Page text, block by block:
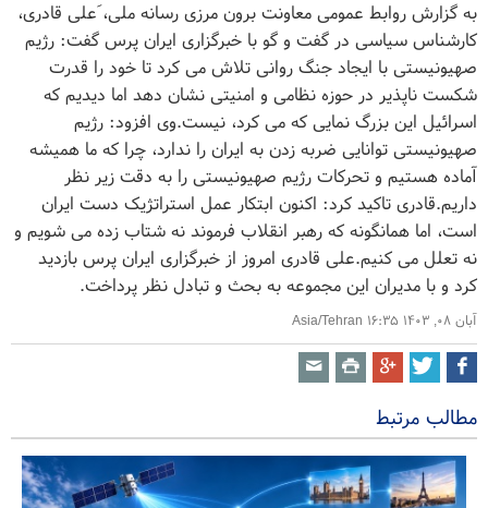
به گزارش روابط عمومی معاونت برون مرزی رسانه ملی، َعلی قادری،
کارشناس سیاسی در گفت و گو با خبرگزاری ایران پرس گفت: رژیم
صهیونیستی با ایجاد جنگ روانی تلاش می کرد تا خود را قدرت
شکست ناپذیر در حوزه نظامی و امنیتی نشان دهد اما دیدیم که
اسرائیل این بزرگ نمایی که می کرد، نیست.وی افزود: رژیم
صهیونیستی توانایی ضربه زدن به ایران را ندارد، چرا که ما همیشه
آماده هستیم و تحرکات رژیم صهیونیستی را به دقت زیر نظر
داریم.قادری تاکید کرد: اکنون ابتکار عمل استراتژیک دست ایران
است، اما همانگونه که رهبر انقلاب فرموند نه شتاب زده می شویم و
نه تعلل می کنیم.علی قادری امروز از خبرگزاری ایران پرس بازدید
کرد و با مدیران این مجموعه به بحث و تبادل نظر پرداخت.
آبان ۰۸, ۱۴۰۳ ۱۶:۳۵ Asia/Tehran
مطالب مرتبط